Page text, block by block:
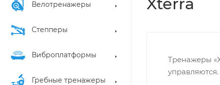
Велотренажеры
Степперы
Виброплатформы
Гребные тренажеры
Тренажеры